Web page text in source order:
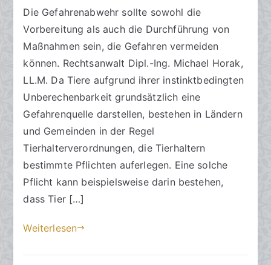
l
t
e
c
h
t
a
m
.
D
e
z
e
m
e
2
Gefahrenabwehr
beachten
Die Gefahrenabwehr sollte sowohl die
Vorbereitung als auch die Durchführung von
Maßnahmen sein, die Gefahren vermeiden
können. Rechtsanwalt Dipl.-Ing. Michael Horak,
LL.M. Da Tiere aufgrund ihrer instinktbedingten
Unberechenbarkeit grundsätzlich eine
Gefahrenquelle darstellen, bestehen in Ländern
und Gemeinden in der Regel
Tierhalterverordnungen, die Tierhaltern
bestimmte Pflichten auferlegen. Eine solche
Pflicht kann beispielsweise darin bestehen,
dass Tier […]
Weiterlesen